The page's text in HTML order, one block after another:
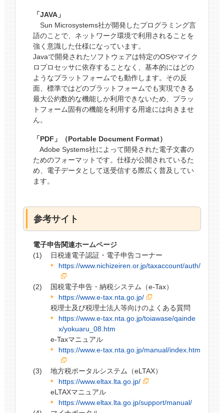
「JAVA」
Sun Microsystems社が開発したプログラミング言
語のことで、ネットワーク環境で利用されることを
強く意識した仕様になっています。
Javaで開発されたソフトウェアは特定のOSやマイク
ロプロセッサに依存することなく、基本的にはどの
ようなプラットフォームでも動作します。その反
面、標準ではどのプラットフォームでも実現できる
最大公約数的な機能しか利用できないため、プラッ
トフォーム固有の機能を利用する用途には向きませ
ん。
「PDF」（Portable Document Format）
Adobe Systems社によって開発された電子文書の
ためのフォーマットです。仕様が公開されているた
め、電子データとして送受信する際広く普及してい
ます。
参考サイト
電子申告関連ホームページ
日税連電子認証・電子申告コーナー
https://www.nichizeiren.or.jp/taxaccount/auth/
国税電子申告・納税システム（e-Tax）
https://www.e-tax.nta.go.jp/
税理士及び税理士法人等向けのよくある質問
https://www.e-tax.nta.go.jp/toiawase/qainde
x/yokuaru_08.htm
e-Taxマニュアル
https://www.e-tax.nta.go.jp/manual/index.htm
地方税ポータルシステム（eLTAX）
https://www.eltax.lta.go.jp/
eLTAXマニュアル
https://www.eltax.lta.go.jp/support/manual/